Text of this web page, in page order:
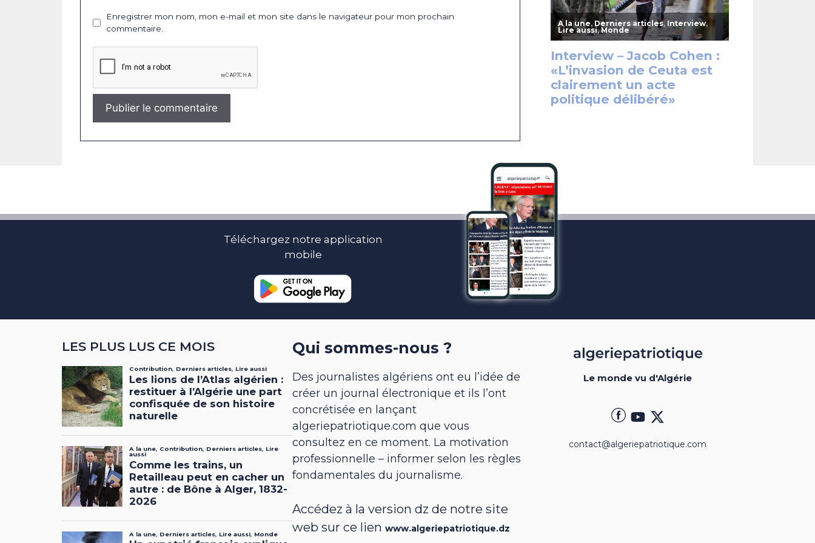
Enregistrer mon nom, mon e-mail et mon site dans le navigateur pour mon prochain
commentaire.
Téléchargez notre application
mobile
LES PLUS LUS CE MOIS Qui sommes-nous ?
Des journalistes algériens ont eu l’idée de
créer un journal électronique et ils l’ont
concrétisée en lançant
algeriepatriotique.com que vous
consultez en ce moment. La motivation
professionnelle – informer selon les règles
fondamentales du journalisme.
Accédez à la version dz de notre site
web sur ce lienwww.algeriepatriotique.dz
Le monde vu d'Algérie
contact@algeriepatriotique.com